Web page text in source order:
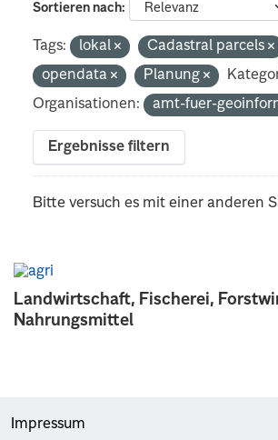
Landwirtschaft, Fischerei,
Nahrungsmittel
Sortieren nach
Tags: lokal
Cadastral parcels
opendata
Planung
Organisationen:
amt-fuer-
Ergebnisse filtern
Bitte versuch es mit einer anderen
Impressum